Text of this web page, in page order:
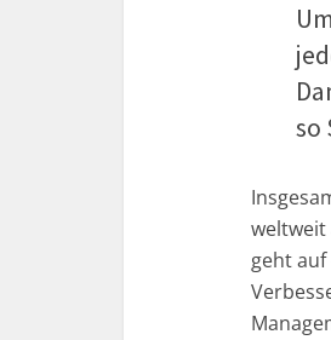
so
weltweit
geht